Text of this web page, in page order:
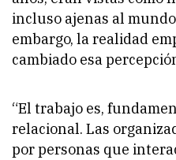
incluso ajenas al
embargo, la realidad
cambiado esa
“El trabajo es,
relacional. Las
por personas que